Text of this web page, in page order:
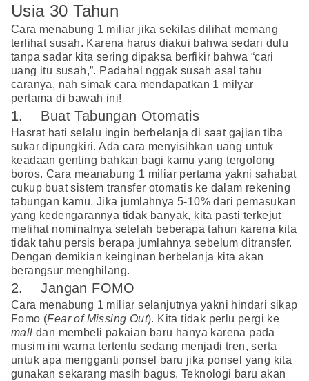
Usia 30 Tahun
Cara menabung 1 miliar jika sekilas dilihat memang
terlihat susah. Karena harus diakui bahwa sedari dulu
tanpa sadar kita sering dipaksa berfikir bahwa “cari
uang itu susah,”. Padahal nggak susah asal tahu
caranya, nah simak cara mendapatkan 1 milyar
pertama di bawah ini!
1. Buat Tabungan Otomatis
Hasrat hati selalu ingin berbelanja di saat gajian tiba
sukar dipungkiri. Ada cara menyisihkan uang untuk
keadaan genting bahkan bagi kamu yang tergolong
boros. Cara meanabung 1 miliar pertama yakni sahabat
cukup buat sistem transfer otomatis ke dalam rekening
tabungan kamu. Jika jumlahnya 5-10% dari pemasukan
yang kedengarannya tidak banyak, kita pasti terkejut
melihat nominalnya setelah beberapa tahun karena kita
tidak tahu persis berapa jumlahnya sebelum ditransfer.
Dengan demikian keinginan berbelanja kita akan
berangsur menghilang.
2. Jangan FOMO
Cara menabung 1 miliar selanjutnya yakni hindari sikap
Fomo (Fear of Missing Out). Kita tidak perlu pergi ke
mall dan membeli pakaian baru hanya karena pada
musim ini warna tertentu sedang menjadi tren, serta
untuk apa mengganti ponsel baru jika ponsel yang kita
gunakan sekarang masih bagus. Teknologi baru akan